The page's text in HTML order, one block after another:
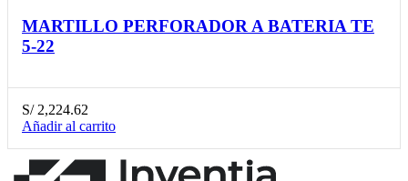
MARTILLO PERFORADOR A BATERIA TE
5-22
S/2,224.62
Añadir al carrito